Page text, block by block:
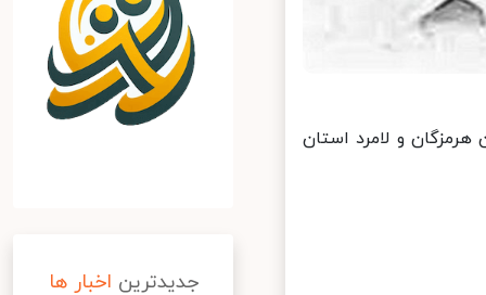
استان هرمزگان و لامرد استان
جدیدترین اخبار ها